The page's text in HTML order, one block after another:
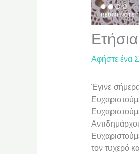
Αφήστε ένα
Έγινε
τον τυχερό